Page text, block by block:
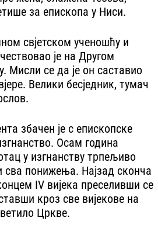
за епископа у Ниси.
свјетском ученошћу и
је на Другом
Мисли се да је он саставио
Велики бесједник, тумач
збачен је с епископске
Осам година
у изгнанству трпељиво
сва понижења. Најзад сконча
IV вијека преселивши се
кроз све вијекове на
Цркве.